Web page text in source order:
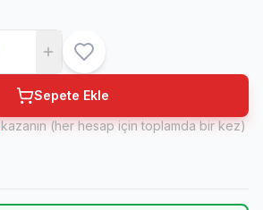
Sepete Ekle
(her hesap için toplamda bir kez)